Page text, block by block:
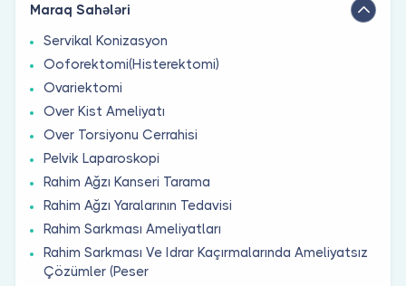
Maraq Sahələri
Servikal Konizasyon
Ooforektomi(Histerektomi)
Ovariektomi
Over Kist Ameliyatı
Over Torsiyonu Cerrahisi
Pelvik Laparoskopi
Rahim Ağzı Kanseri Tarama
Rahim Ağzı Yaralarının Tedavisi
Rahim Sarkması Ameliyatları
Rahim Sarkması Ve Idrar Kaçırmalarında Ameliyatsız
Çözümler (Peser